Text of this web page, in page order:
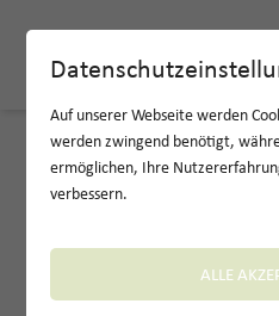
Ihre
novum
Auf unserer Webseite werden
werden zwingend benötigt,
ermöglichen, Ihre
verbessern.
ALLE